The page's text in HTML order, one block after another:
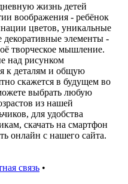
жизнь детей
воображения - ребёнок
цветов, уникальные
декоративные элементы -
творческое мышление.
над рисунком
к деталям и общую
скажется в будущем во
выбрать любую
из нашей
для удобства
скачать на смартфон
онлайн с нашего сайта.
связь •